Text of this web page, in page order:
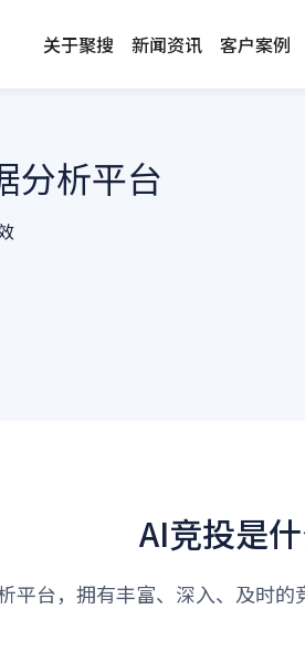
关于聚搜 新闻资讯 客户案例
分析平台
AI竞投是什
平台，拥有丰富、深入、及时